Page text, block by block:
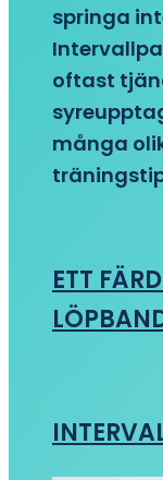
springa
oftast
många
ETT